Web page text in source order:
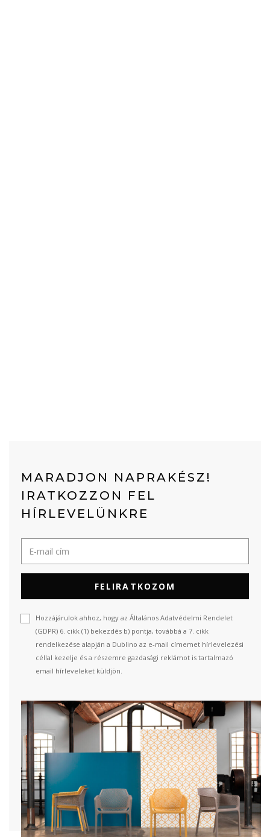
MARADJON NAPRAKÉSZ!
IRATKOZZON FEL
HÍRLEVELÜNKRE
FELIRATKOZOM
Hozzájárulok ahhoz, hogy az Általános Adatvédelmi Rendelet
(GDPR) 6. cikk (1) bekezdés b) pontja, továbbá a 7. cikk
rendelkezése alapján a Dublino az e-mail címemet hírlevelezési
céllal kezelje és a részemre gazdasági reklámot is tartalmazó
email hírleveleket küldjön.